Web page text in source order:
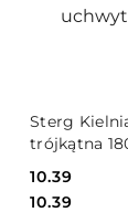
Sterg
trójkątna
drewniany
S47120
Cena:
10.39
Cena:
10.39
DO